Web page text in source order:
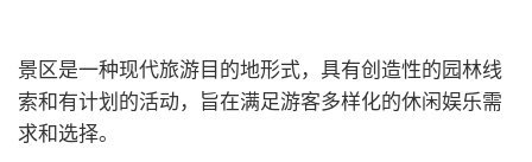
景区是一种现代旅游目的地形式，具有创造性的园林线
索和有计划的活动，旨在满足游客多样化的休闲娱乐需
求和选择。